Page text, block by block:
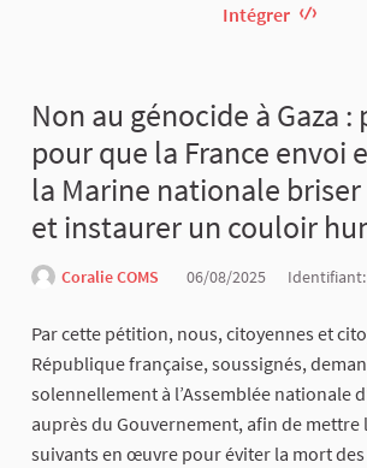
Intégrer
Non au génocide à Gaza
pour que la France envoi
la Marine nationale
et instaurer un couloir
Coralie COMS 06/08/2025 Identifiant:
Par cette pétition, nous, citoyennes et
République française, soussignés,
solennellement à l’Assemblée nationale
auprès du Gouvernement, afin de mettre
suivants en œuvre pour éviter la mort des